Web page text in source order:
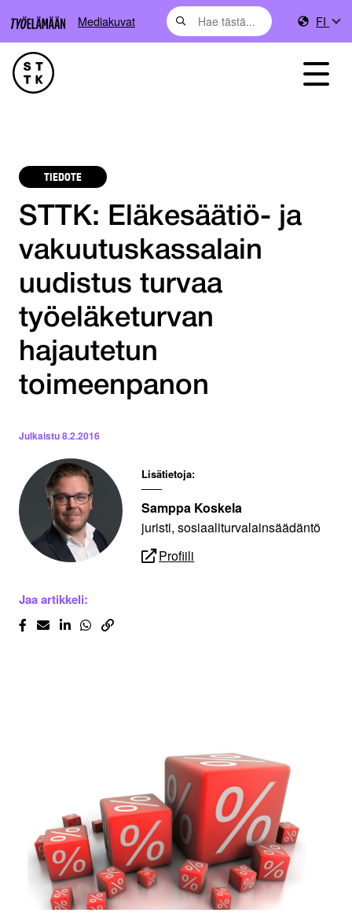
Mediakuvat FI
TIEDOTE
STTK: Eläkesäätiö- ja
vakuutuskassalain
uudistus turvaa
työeläketurvan
hajautetun
toimeenpanon
Julkaistu8.2.2016
Lisätietoja:
Samppa Koskela
juristi, sosiaaliturvalainsäädäntö
Profiili
Jaa artikkeli: